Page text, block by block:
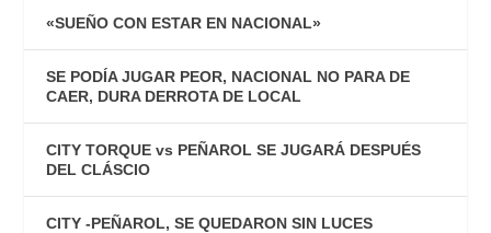
«SUEÑO CON ESTAR EN NACIONAL»
SE PODÍA JUGAR PEOR, NACIONAL NO PARA DE
CAER, DURA DERROTA DE LOCAL
CITY TORQUE vs PEÑAROL SE JUGARÁ DESPUÉS
DEL CLÁSCIO
CITY -PEÑAROL, SE QUEDARON SIN LUCES